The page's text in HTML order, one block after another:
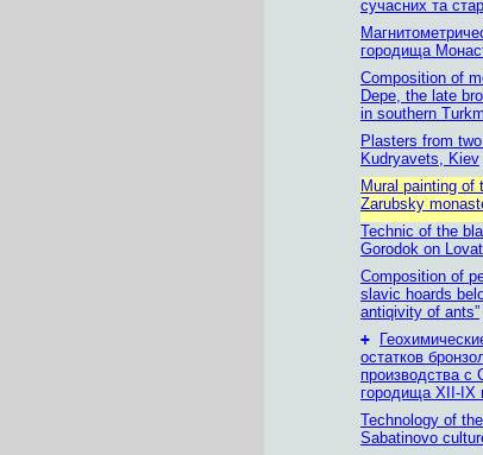
сучасних та
городища
Composition of
Depe, the late
in southern
Plasters from
Kudryavets, Kiev
Mural painting of
Zarubsky
Technic of the
Gorodok on Lovat
Composition of
slavic hoards
antiqivity of ants”
+
остатков
производства с
городища XII-IX
Technology of
Sabatinovo